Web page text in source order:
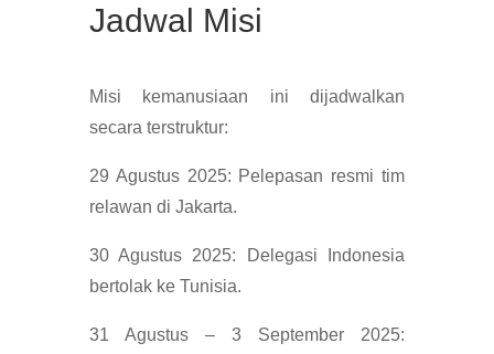
Jadwal Misi
Misi kemanusiaan ini dijadwalkan
secara terstruktur:
29 Agustus 2025: Pelepasan resmi tim
relawan di Jakarta.
30 Agustus 2025: Delegasi Indonesia
bertolak ke Tunisia.
31 Agustus – 3 September 2025: